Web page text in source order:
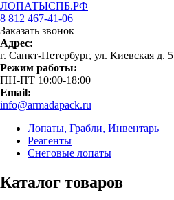
ЛОПАТЫСПБ.РФ
8 812 467-41-06
Заказать звонок
Адрес:
г. Санкт-Петербург, ул. Киевская д. 5
Режим работы:
ПН-ПТ 10:00-18:00
Email:
info@armadapack.ru
Лопаты, Грабли, Инвентарь
Реагенты
Снеговые лопаты
Каталог товаров